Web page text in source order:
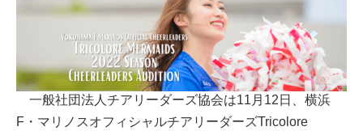
一般社団法人チアリーダーズ協会は11月12日、横浜
F・マリノスオフィシャルチアリーダーズTricolore